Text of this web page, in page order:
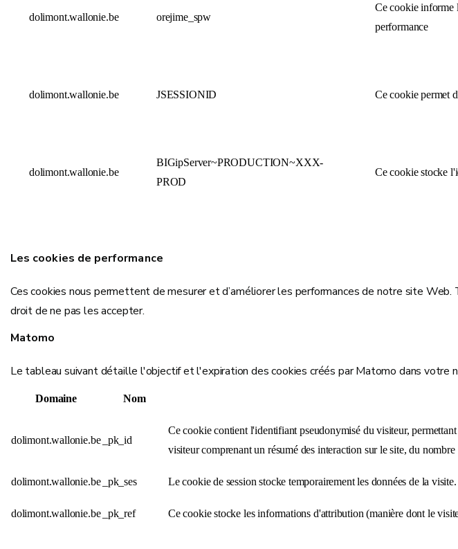
dolimont.wallonie.be orejime_spw
Ce cookie informe
performance
dolimont.wallonie.be JSESSIONID Ce cookie permet
dolimont.wallonie.be
BIGipServer~PRODUCTION~XXX-
PROD
Ce cookie stocke
Les cookies de performance
Ces cookies nous permettent de mesurer et d’améliorer les performances de notre site
droit de ne pas les accepter.
Matomo
Le tableau suivant détaille l'objectif et l'expiration des cookies créés par Matomo dans votre
Domaine Nom
dolimont.wallonie.be _pk_id
Ce cookie contient l'identifiant pseudonymisé du visiteur,
visiteur comprenant un résumé des interaction sur le site, du
dolimont.wallonie.be _pk_ses Le cookie de session stocke temporairement les données de la visite.
dolimont.wallonie.be _pk_ref Ce cookie stocke les informations d'attribution (manière dont le